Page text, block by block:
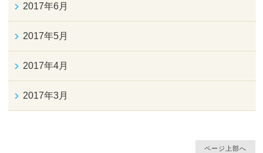
2017年6月
2017年5月
2017年4月
2017年3月
ページ上部へ